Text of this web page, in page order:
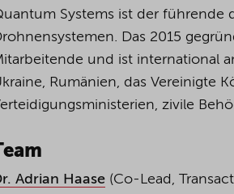
Systems ist der führende
Das 2015
und ist international
Rumänien, das Vereinigte
zivile
Adrian Haase (Co-Lead,